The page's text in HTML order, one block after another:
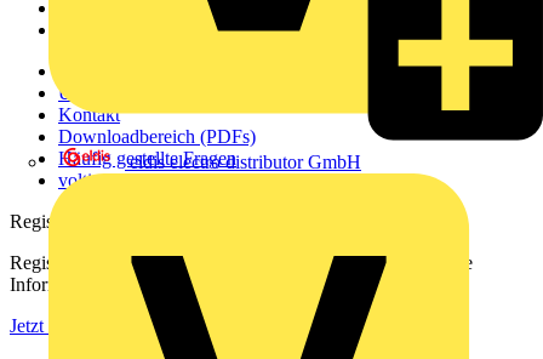
eldis electro distributor GmbH
Über uns
Kontakt
Downloadbereich (PDFs)
Häufig gestellte Fragen
voltimum.com
Registrierung
Registrieren Sie sich kostenlos und erhalten Sie stets aktuelle
Informationen aus der Elektroindustrie.
Jetzt registrieren